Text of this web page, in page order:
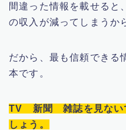
間違った情報を載せると
の収入が減ってしまうか
だから、最も信頼できる
本です。
TV 新聞 雑誌を見ない
しょう。